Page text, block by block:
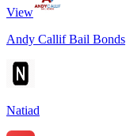
View
Andy Callif Bail Bonds
Natiad